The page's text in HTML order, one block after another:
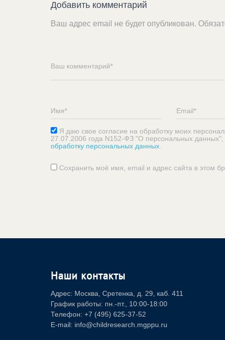
Добавить комментарий
Ваш адрес email не будет опубликован.
Я даю свое согласие на обработку моих
27.07.2006 года N152-ФЗ "О персональных
обработку персональных данных
Сохранить моё имя, email и адрес сайта в этом
Наши контакты
Адрес: Москва, Сретенка, д. 29, каб. 411
График работы: пн.-пт., 10:00-18:00
Телефон: +7 (495) 625-37-52
E-mail: info@childresearch.mgppu.ru